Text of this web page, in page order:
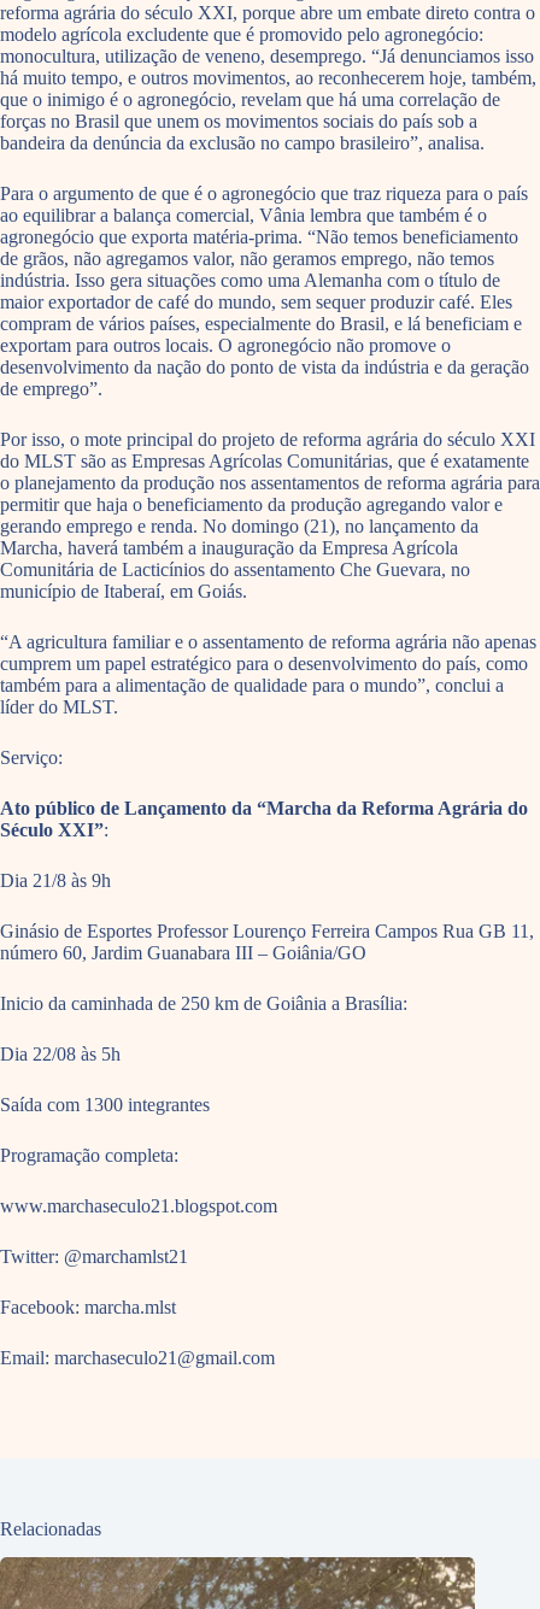
reforma agrária do século XXI, porque abre um embate direto contra o
modelo agrícola excludente que é promovido pelo agronegócio:
monocultura, utilização de veneno, desemprego. “Já denunciamos isso
há muito tempo, e outros movimentos, ao reconhecerem hoje, também,
que o inimigo é o agronegócio, revelam que há uma correlação de
forças no Brasil que unem os movimentos sociais do país sob a
bandeira da denúncia da exclusão no campo brasileiro”, analisa.
Para o argumento de que é o agronegócio que traz riqueza para o país
ao equilibrar a balança comercial, Vânia lembra que também é o
agronegócio que exporta matéria-prima. “Não temos beneficiamento
de grãos, não agregamos valor, não geramos emprego, não temos
indústria. Isso gera situações como uma Alemanha com o título de
maior exportador de café do mundo, sem sequer produzir café. Eles
compram de vários países, especialmente do Brasil, e lá beneficiam e
exportam para outros locais. O agronegócio não promove o
desenvolvimento da nação do ponto de vista da indústria e da geração
de emprego”.
Por isso, o mote principal do projeto de reforma agrária do século XXI
do MLST são as Empresas Agrícolas Comunitárias, que é exatamente
o planejamento da produção nos assentamentos de reforma agrária para
permitir que haja o beneficiamento da produção agregando valor e
gerando emprego e renda. No domingo (21), no lançamento da
Marcha, haverá também a inauguração da Empresa Agrícola
Comunitária de Lacticínios do assentamento Che Guevara, no
município de Itaberaí, em Goiás.
“A agricultura familiar e o assentamento de reforma agrária não apenas
cumprem um papel estratégico para o desenvolvimento do país, como
também para a alimentação de qualidade para o mundo”, conclui a
líder do MLST.
Serviço:
Ato público de Lançamento da “Marcha da Reforma Agrária do
Século XXI”:
Dia 21/8 às 9h
Ginásio de Esportes Professor Lourenço Ferreira Campos Rua GB 11,
número 60, Jardim Guanabara III – Goiânia/GO
Inicio da caminhada de 250 km de Goiânia a Brasília:
Dia 22/08 às 5h
Saída com 1300 integrantes
Programação completa:
www.marchaseculo21.blogspot.com
Twitter: @marchamlst21
Facebook: marcha.mlst
Email: marchaseculo21@gmail.com
Relacionadas